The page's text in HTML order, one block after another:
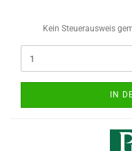
Kein Steuerausweis
IN